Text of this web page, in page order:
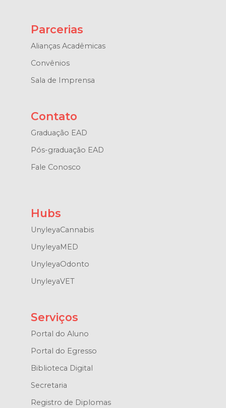
Parcerias
Alianças Acadêmicas
Convênios
Sala de Imprensa
Contato
Graduação EAD
Pós-graduação EAD
Fale Conosco
Hubs
UnyleyaCannabis
UnyleyaMED
UnyleyaOdonto
UnyleyaVET
Serviços
Portal do Aluno
Portal do Egresso
Biblioteca Digital
Secretaria
Registro de Diplomas